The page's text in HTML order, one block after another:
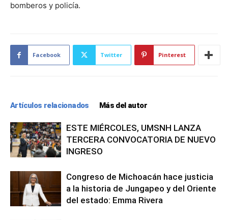
bomberos y policía.
Facebook Twitter Pinterest
Artículos relacionados Más del autor
ESTE MIÉRCOLES, UMSNH LANZA
TERCERA CONVOCATORIA DE NUEVO
INGRESO
Congreso de Michoacán hace justicia
a la historia de Jungapeo y del Oriente
del estado: Emma Rivera